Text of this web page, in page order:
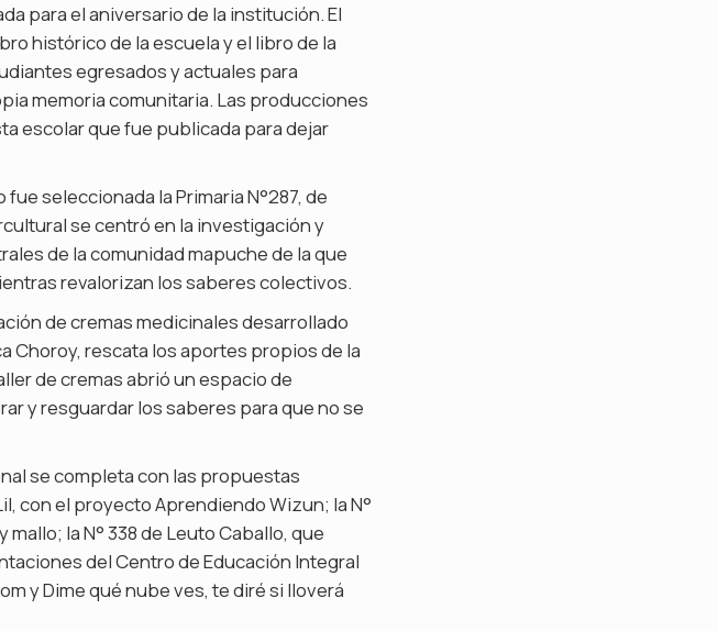
para el aniversario de la institución. El
histórico de la escuela y el libro de la
egresados y actuales para
memoria comunitaria. Las producciones
escolar que fue publicada para dejar
seleccionada la Primaria N°287, de
se centró en la investigación y
de la comunidad mapuche de la que
revalorizan los saberes colectivos.
de cremas medicinales desarrollado
Choroy, rescata los aportes propios de la
de cremas abrió un espacio de
y resguardar los saberes para que no se
se completa con las propuestas
con el proyecto Aprendiendo Wizun; la N°
la N° 338 de Leuto Caballo, que
del Centro de Educación Integral
y Dime qué nube ves, te diré si lloverá